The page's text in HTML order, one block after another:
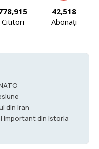
Cititori
42,518
Abonați
din Iran
important din istoria